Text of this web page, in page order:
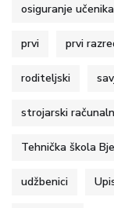
osiguranje učenika
prvi prvi
roditeljski
strojarski
Tehnička škola
udžbenici